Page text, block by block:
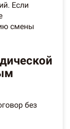
Если
смены
без